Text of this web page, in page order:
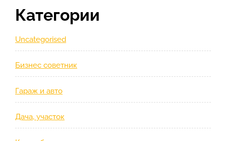
Категории
Uncategorised
Бизнес советник
Гараж и авто
Дача, участок